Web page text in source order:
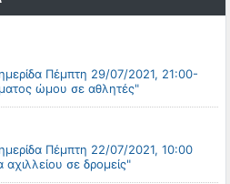
Πέμπτη 29/07/2021, 21:00-
ώμου σε αθλητές"
Πέμπτη 22/07/2021, 10:00
σε δρομείς"